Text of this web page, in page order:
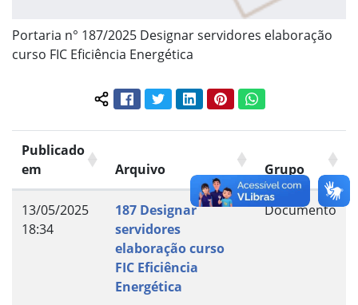
Portaria n° 187/2025 Designar servidores elaboração
curso FIC Eficiência Energética
Compartilhar conteúdo:
FacebookTwitterLinkedInPinterestWhatsApp
Publicado
em
Arquivo Grupo
13/05/2025
18:34
187 Designar
servidores
elaboração curso
FIC Eficiência
Energética
Documento